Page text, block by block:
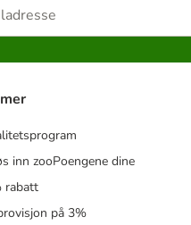
inn zooPoengene dine
rabatt
på 3%